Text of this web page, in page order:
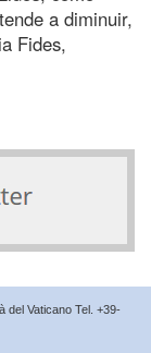
a diminuir,
Fides,
del Vaticano Tel. +39-